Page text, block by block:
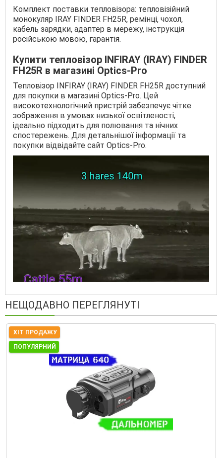
Комплект поставки тепловізора: тепловізійний
монокуляр IRAY FINDER FH25R, ремінці, чохол,
кабель зарядки, адаптер в мережу, інструкція
російською мовою, гарантія.
Купити тепловізор INFIRAY (IRAY) FINDER
FH25R в магазині Optics-Pro
Тепловізор INFIRAY (IRAY) FINDER FH25R доступний
для покупки в магазині Optics-Pro. Цей
високотехнологічний пристрій забезпечує чітке
зображення в умовах низької освітленості,
ідеально підходить для полювання та нічних
спостережень. Для детальнішої інформації та
покупки відвідайте сайт Optics-Pro.
НЕЩОДАВНО ПЕРЕГЛЯНУТІ
ХІТ ПРОДАЖУ
ПОПУЛЯРНИЙ